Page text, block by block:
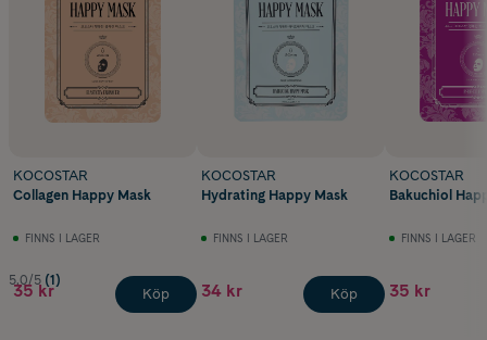
KOCOSTAR
Collagen Happy Mask
FINNS I LAGER
5.0/5 (1)
35 kr Köp
KOCOSTAR
Hydrating Happy Mask
FINNS I LAGER
34 kr Köp
KOCOSTAR
Bakuchiol
FINNS I LAGER
35 kr